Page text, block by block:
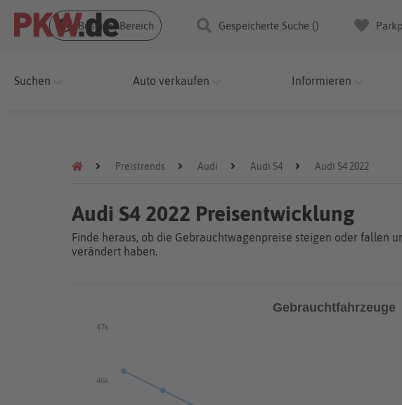
Business Bereich Gespeicherte Suche ()
Suchen Auto verkaufen Informieren
Preistrends Audi Audi S4 Audi S4 2022
Audi S4 2022 Preisentwicklung
Finde heraus, ob die Gebrauchtwagenpreise steigen oder fallen
verändert haben.
Gebrauchtfahrzeuge
46k
47k